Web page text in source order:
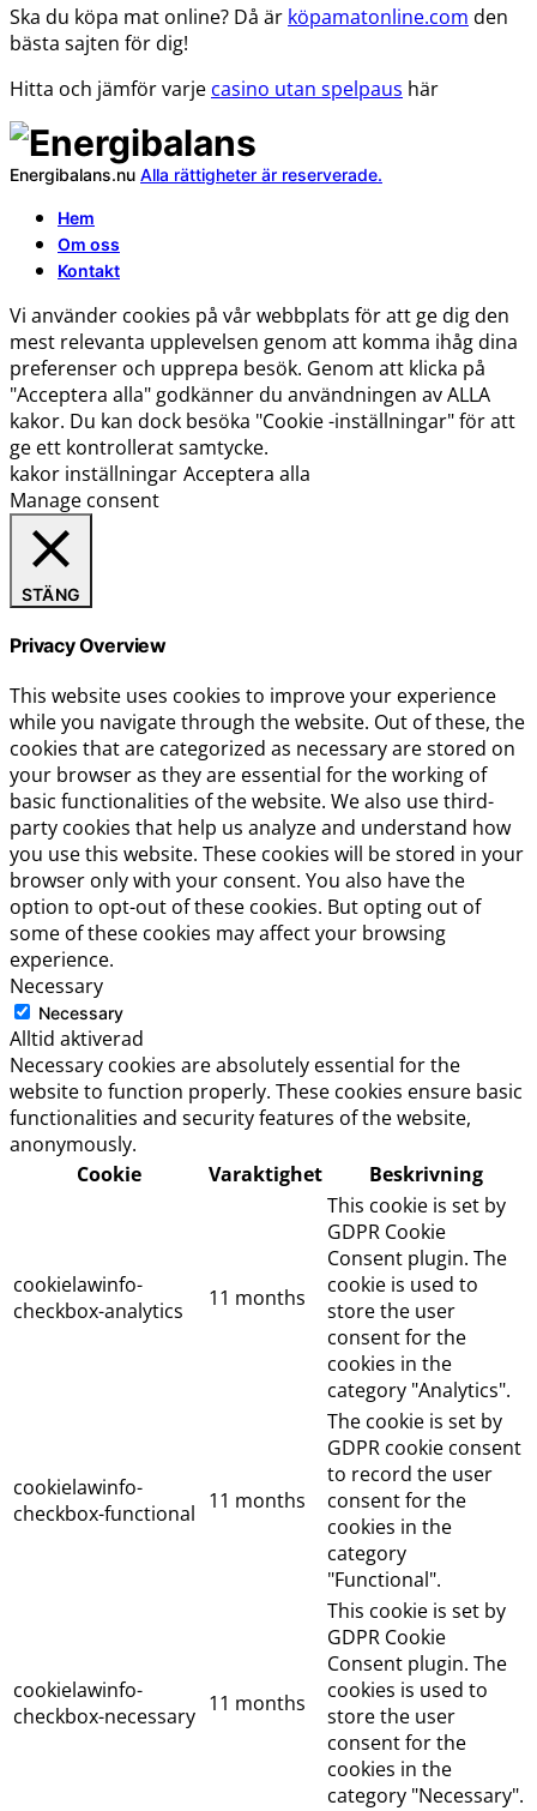
Ska du köpa mat online? Då är köpamatonline.com den
bästa sajten för dig!
Hitta och jämför varje casino utan spelpaus här
Energibalans.nu Alla rättigheter är reserverade.
Hem
Om oss
Kontakt
Vi använder cookies på vår webbplats för att ge dig den
mest relevanta upplevelsen genom att komma ihåg dina
preferenser och upprepa besök. Genom att klicka på
"Acceptera alla" godkänner du användningen av ALLA
kakor. Du kan dock besöka "Cookie -inställningar" för att
ge ett kontrollerat samtycke.
kakor inställningar Acceptera alla
Manage consent
STÄNG
Privacy Overview
This website uses cookies to improve your experience
while you navigate through the website. Out of these, the
cookies that are categorized as necessary are stored on
your browser as they are essential for the working of
basic functionalities of the website. We also use third-
party cookies that help us analyze and understand how
you use this website. These cookies will be stored in your
browser only with your consent. You also have the
option to opt-out of these cookies. But opting out of
some of these cookies may affect your browsing
experience.
Necessary
Necessary
Alltid aktiverad
Necessary cookies are absolutely essential for the
website to function properly. These cookies ensure basic
functionalities and security features of the website,
anonymously.
Cookie
Varaktighet Beskrivning
cookielawinfo-
checkbox-analytics
11 months
This cookie is set by
GDPR Cookie
Consent plugin. The
cookie is used to
store the user
consent for the
cookies in the
category "Analytics".
cookielawinfo-
checkbox-functional 11 months
The cookie is set by
GDPR cookie consent
to record the user
consent for the
cookies in the
category
"Functional".
cookielawinfo-
checkbox-necessary 11 months
This cookie is set by
GDPR Cookie
Consent plugin. The
cookies is used to
store the user
consent for the
cookies in the
category "Necessary".